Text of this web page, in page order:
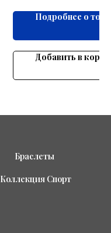
Подробнее о
Добавить в
Браслеты
Коллекция Спорт